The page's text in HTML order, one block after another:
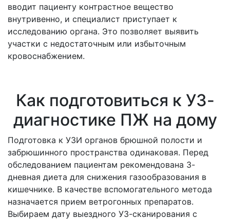
вводит пациенту контрастное вещество
внутривенно, и специалист приступает к
исследованию органа. Это позволяет выявить
участки с недостаточным или избыточным
кровоснабжением.
Как подготовиться к УЗ-
диагностике ПЖ на дому
Подготовка к УЗИ органов брюшной полости и
забрюшинного пространства одинаковая. Перед
обследованием пациентам рекомендована 3-
дневная диета для снижения газообразования в
кишечнике. В качестве вспомогательного метода
назначается прием ветрогонных препаратов.
Выбираем дату выездного УЗ-сканирования с